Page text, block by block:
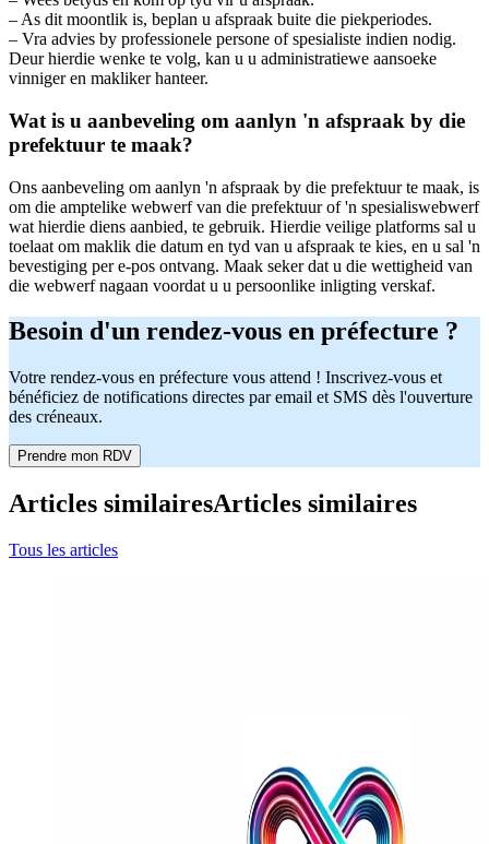
– As dit moontlik is, beplan u afspraak buite die piekperiodes.
– Vra advies by professionele persone of spesialiste indien nodig.
Deur hierdie wenke te volg, kan u u administratiewe aansoeke
vinniger en makliker hanteer.
Wat is u aanbeveling om aanlyn 'n afspraak by die
prefektuur te maak?
Ons aanbeveling om aanlyn 'n afspraak by die prefektuur te maak, is
om die amptelike webwerf van die prefektuur of 'n spesialiswebwerf
wat hierdie diens aanbied, te gebruik. Hierdie veilige platforms sal u
toelaat om maklik die datum en tyd van u afspraak te kies, en u sal 'n
bevestiging per e-pos ontvang. Maak seker dat u die wettigheid van
die webwerf nagaan voordat u u persoonlike inligting verskaf.
Besoin d'un rendez-vous en préfecture ?
Votre rendez-vous en préfecture vous attend ! Inscrivez-vous et
bénéficiez de notifications directes par email et SMS dès l'ouverture
des créneaux.
Prendre mon RDV
Articles similairesArticles similaires
Tous les articles